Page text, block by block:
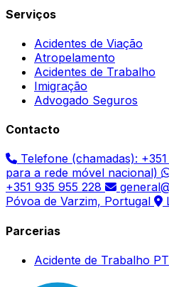
Serviços
Acidentes de Viação
Atropelamento
Acidentes de Trabalho
Imigração
Advogado Seguros
Contacto
Telefone (chamadas):
para a rede móvel nacional)
+351 935 955 228
Póvoa de Varzim, Portugal
Parcerias
Acidente de Trabalho PT